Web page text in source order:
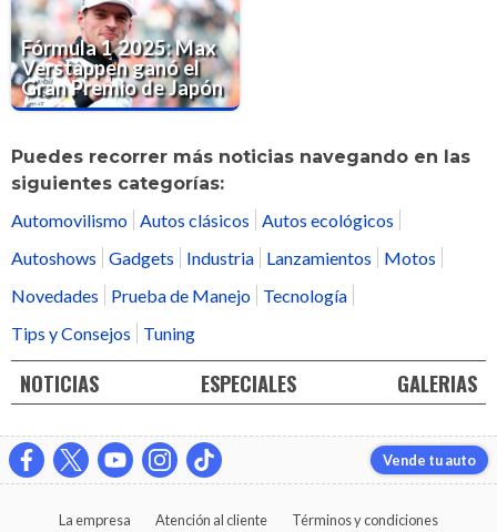
Fórmula 1 2025: Max
Verstappen ganó el
Gran Premio de Japón
Puedes recorrer más noticias navegando en las
siguientes categorías:
Automovilismo Autos clásicos
Autos ecológicos
Autoshows
Gadgets Industria Lanzamientos
Motos
Novedades
Prueba de Manejo
Tecnología
Tips y Consejos
Tuning
NOTICIAS ESPECIALES GALERIAS
Vende tu auto
La empresa Atención al cliente Términos y condiciones